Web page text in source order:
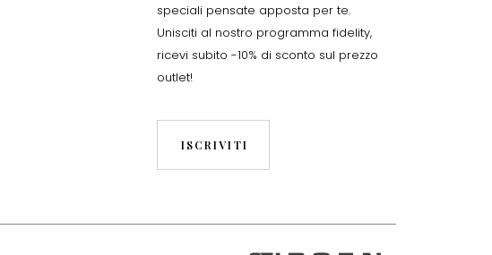
speciali pensate apposta per te.
Unisciti al nostro programma fidelity,
ricevi subito -10% di sconto sul prezzo
outlet!
ISCRIVITI